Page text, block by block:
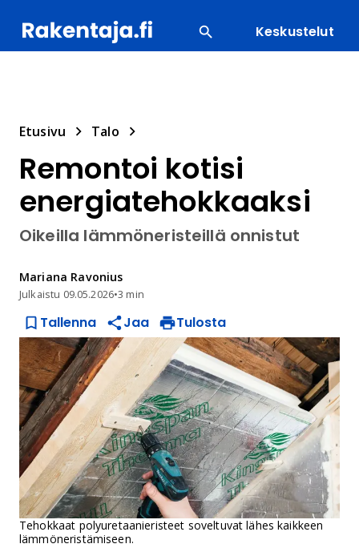
Keskustelut
Etusivu Talo
Remontoi kotisi
energiatehokkaaksi
Oikeilla lämmöneristeillä onnistut
Mariana Ravonius
Julkaistu 09.05.2026•3 min
Tallenna Jaa Tulosta
Tehokkaat polyuretaanieristeet soveltuvat lähes kaikkeen
lämmöneristämiseen.